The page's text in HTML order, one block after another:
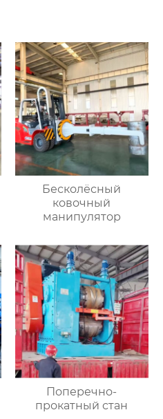
Бесколёсный
ковочный
манипулятор
Поперечно-
прокатный стан